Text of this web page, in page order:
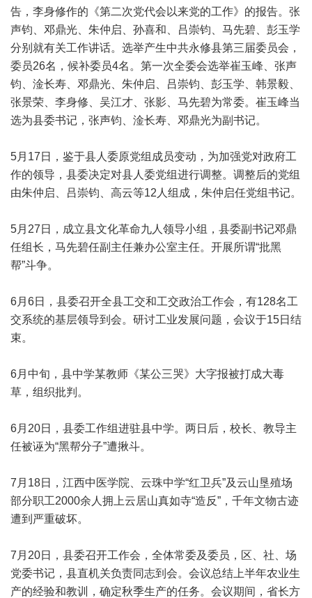
告，李身修作的《第二次党代会以来党的工作》的报告。张
声钧、邓鼎光、朱仲启、孙喜和、吕崇钧、马先碧、彭玉学
分别就有关工作讲话。选举产生中共永修县第三届委员会，
委员26名，候补委员4名。第一次全委会选举崔玉峰、张声
钧、淦长寿、邓鼎光、朱仲启、吕崇钧、彭玉学、韩景毅、
张景荣、李身修、吴江才、张影、马先碧为常委。崔玉峰当
选为县委书记，张声钧、淦长寿、邓鼎光为副书记。
5月17日，鉴于县人委原党组成员变动，为加强党对政府工
作的领导，县委决定对县人委党组进行调整。调整后的党组
由朱仲启、吕崇钧、高云等12人组成，朱仲启任党组书记。
5月27日，成立县文化革命九人领导小组，县委副书记邓鼎
任组长，马先碧任副主任兼办公室主任。开展所谓“批黑
帮”斗争。
6月6日，县委召开全县工交和工交政治工作会，有128名工
交系统的基层领导到会。研讨工业发展问题，会议于15日结
束。
6月中旬，县中学某教师《某公三哭》大字报被打成大毒
草，组织批判。
6月20日，县委工作组进驻县中学。两日后，校长、教导主
任被诬为“黑帮分子”遭揪斗。
7月18日，江西中医学院、云珠中学“红卫兵”及云山垦殖场
部分职工2000余人拥上云居山真如寺“造反”，千年文物古迹
遭到严重破坏。
7月20日，县委召开工作会，全体常委及委员，区、社、场
党委书记，县直机关负责同志到会。会议总结上半年农业生
产的经验和教训，确定秋季生产的任务。会议期间，省长方